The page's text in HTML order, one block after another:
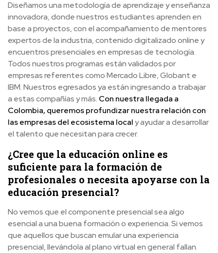
Diseñamos una metodología de aprendizaje y enseñanza
innovadora, donde nuestros estudiantes aprenden en
base a proyectos, con el acompañamiento de mentores
expertos de la industria, contenido digitalizado online y
encuentros presenciales en empresas de tecnología.
Todos nuestros programas están validados por
empresas referentes como Mercado Libre, Globant e
IBM. Nuestros egresados ya están ingresando a trabajar
a estas compañías y más. Con nuestra llegada a
Colombia, queremos profundizar nuestra relación con
las empresas del ecosistema localy ayudar a desarrollar
el talento que necesitan para crecer.
¿Cree que la educación online es
suficiente para la formación de
profesionales o necesita apoyarse con la
educación presencial?
No vemos que el componente presencial sea algo
esencial a una buena formación o experiencia. Si vemos
que aquellos que buscan emular una experiencia
presencial, llevándola al plano virtual en general fallan.